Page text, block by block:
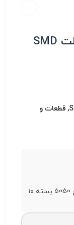
LED سفید مهتابی ولتاژ 9 ولت SMD
LED و تجهیزات مرتبط, SMD LED, قطعات و
LED سفید مهتابی ولتاژ 9 ولت SMD پکیج 5050 بسته ۱۰